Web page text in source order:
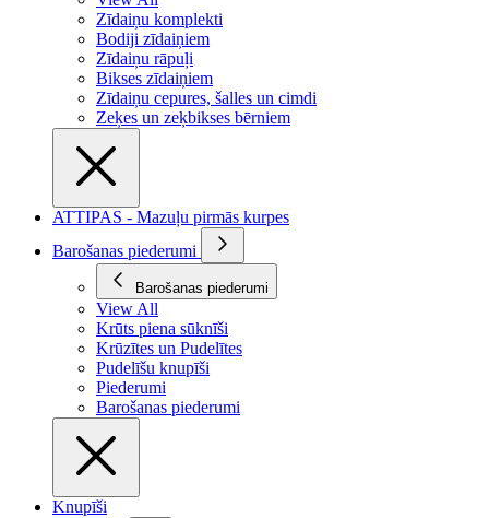
Zīdaiņu komplekti
Bodiji zīdaiņiem
Zīdaiņu rāpuļi
Bikses zīdaiņiem
Zīdaiņu cepures, šalles un cimdi
Zeķes un zeķbikses bērniem
ATTIPAS - Mazuļu pirmās kurpes
Barošanas piederumi
Barošanas piederumi
View All
Krūts piena sūknīši
Krūzītes un Pudelītes
Pudelīšu knupīši
Piederumi
Barošanas piederumi
Knupīši